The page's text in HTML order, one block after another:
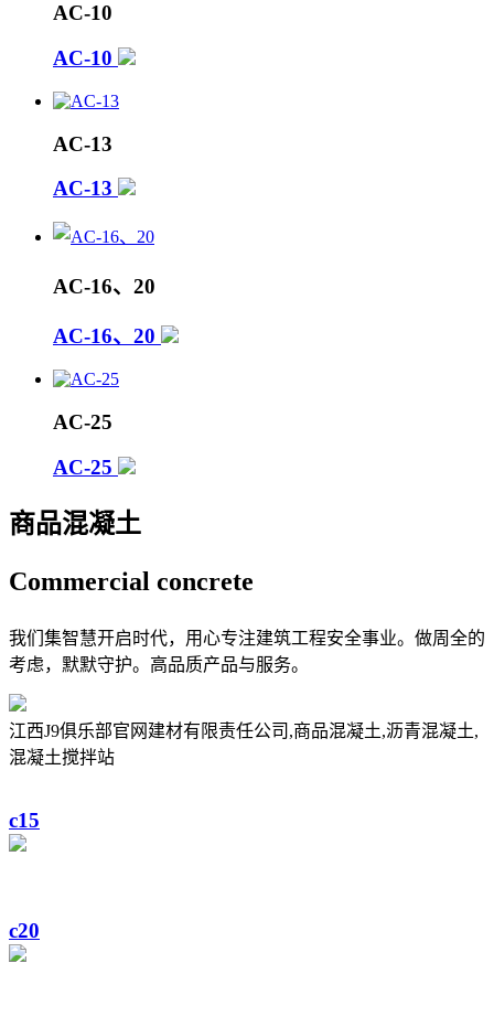
AC-10
AC-10
AC-13
AC-13
AC-16、20
AC-16、20
AC-25
AC-25
商品混凝土
Commercial concrete
我们集智慧开启时代，用心专注建筑工程安全事业。做周全的
考虑，默默守护。高品质产品与服务。
江西J9俱乐部官网建材有限责任公司,商品混凝土,沥青混凝土,
混凝土搅拌站
c15
c20